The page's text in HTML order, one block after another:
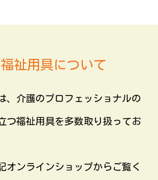
祉用具について
、介護のプロフェッショナルの
つ福祉用具を多数取り扱ってお
オンラインショップからご覧く